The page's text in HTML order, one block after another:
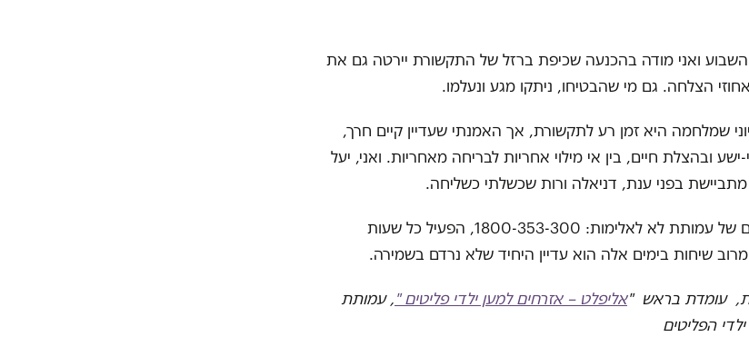
השבוע ואני מודה בהכנעה שכיפת ברזל של התקשורת יירטה גם את
שמלחמה היא זמן רע לתקשורת, אך האמנתי שעדיין קיים חרך,
ובהצלת חיים, בין אי מילוי אחריות לבריחה מאחריות. ואני, יעל
מתביישת בפני ענת, דניאלה ורות שכשלתי כשליחה.
הנה מספרו של הקו החם של עמותת לא לאלימות: 1800-353-300, הפעיל כל שעות
שיחות בימים אלה הוא עדיין היחיד שלא נרדם בשמירה.
עומדת בראש "אליפלט – אזרחים למען ילדי פליטים", עמותת
הפליטים